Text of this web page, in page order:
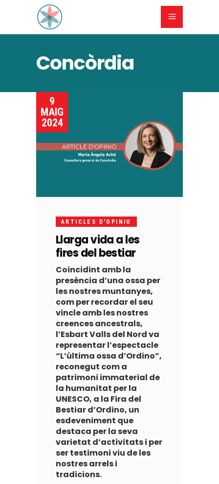
Concòrdia
9
MAIG
2024
ARTICLES D'OPINIO
Llarga vida a les
fires del bestiar
Coincidint amb la
presència d’una ossa per
les nostres muntanyes,
com per recordar el seu
vincle amb les nostres
creences ancestrals,
l’Esbart Valls del Nord va
representar l’espectacle
“L’última ossa d’Ordino”,
reconegut com a
patrimoni immaterial de
la humanitat per la
UNESCO, a la Fira del
Bestiar d’Ordino, un
esdeveniment que
destaca per la seva
varietat d’activitats i per
ser testimoni viu de les
nostres arrels i
tradicions.